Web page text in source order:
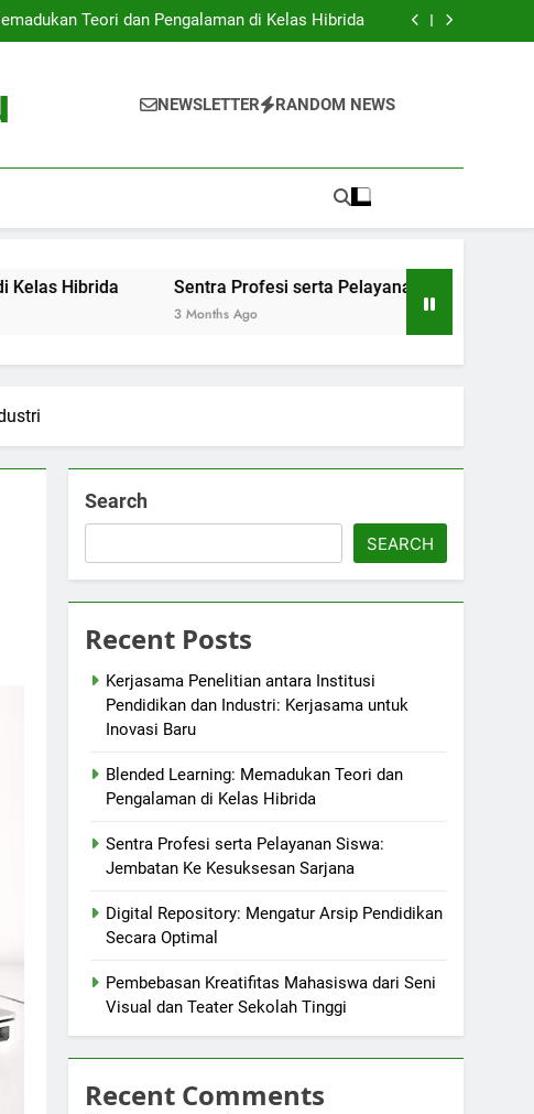
untuk Inovasi Baru
Teori dan Pengalaman di Kelas Hibrida
Siswa: Jembatan Ke Kesuksesan Sarjana
untuk Inovasi Baru
Teori dan Pengalaman di Kelas Hibrida
Siswa: Jembatan Ke Kesuksesan Sarjana
NEWSLETTER RANDOM NEWS
Sentra Profesi serta Pelayanan Siswa: Jembatan Ke
3 Months Ago
Search
SEARCH
Recent Posts
Kerjasama Penelitian antara Institusi
Pendidikan dan Industri: Kerjasama untuk
Inovasi Baru
Blended Learning: Memadukan Teori dan
Pengalaman di Kelas Hibrida
Sentra Profesi serta Pelayanan Siswa:
Jembatan Ke Kesuksesan Sarjana
Digital Repository: Mengatur Arsip Pendidikan
Secara Optimal
Pembebasan Kreatifitas Mahasiswa dari Seni
Visual dan Teater Sekolah Tinggi
Recent Comments